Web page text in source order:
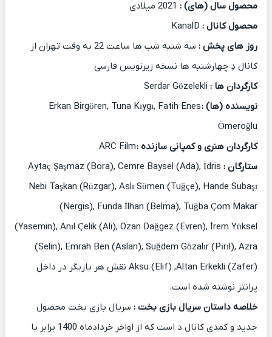
محصول سال (های) :2021 میلادی
محصول کانال :KanalD
روز های پخش :
سه شنبه شب ها ساعت 22 به وقت تهران از
کانال دِ چهارشنبه ها نسخه زیرنویس فارسی
کارگردان ها :Serdar Gözelekli
نویسنده (ها) :Erkan Birgören, Tuna Kıygı, Fatih Enes
Ömeroğlu
کارگردان هنری و کمپانی سازنده :ARC Film
ستارگان : Aytaç Şaşmaz (Bora), Cemre Baysel (Ada), İdris
Nebi Taşkan (Rüzgar), Aslı Sümen (Tuğçe), Hande Subaşı
(Nergis), Funda İlhan (Belma), Tuğba Çom Makar
(Yasemin), Anıl Çelik (Ali), Ozan Dağgez (Evren), İrem Yüksel
(Selin), Emrah Ben (Aslan), Suğdem Gözalır (Pırıl), Azra
Aksu (Elif) ,Altan Erkekli (Zafer) نقش هر بازیگر در داخل
پرانتز نوشته شده است.
خلاصه داستان سریال بازی بخت : سریال بازی بخت محصول
جدید و کمدی کانال د است که از اواخر خردادماه 1400 برابر با